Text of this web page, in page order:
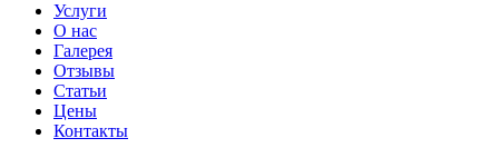
Услуги
O нас
Галерея
Отзывы
Статьи
Цены
Контакты